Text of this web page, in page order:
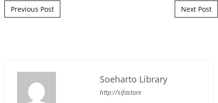
Post navigation
Previous Post Next Post
Soeharto Library
http://sifastore